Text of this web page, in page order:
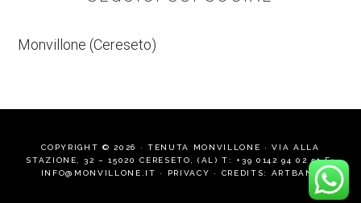
Monvillone (Cereseto)
COPYRIGHT © 2026 · TENUTA MONVILLONE · VIA ALLA
STAZIONE, 32 – 15020 CERESETO, (AL) T:+39 0142 94 02 51E:
INFO@MONVILLONE.IT ·
PRIVACY · CREDITS: ARTBAND